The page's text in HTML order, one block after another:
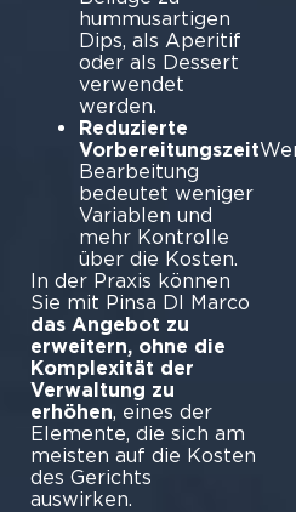
hummusartigen
Dips, als Aperitif
oder als Dessert
verwendet
werden.
Reduzierte
Vorbereitungszeit
Bearbeitung
bedeutet weniger
Variablen und
mehr Kontrolle
über die Kosten.
In der Praxis können
Sie mit Pinsa DI Marco
das Angebot zu
erweitern, ohne die
Komplexität der
Verwaltung zu
erhöhen, eines der
Elemente, die sich am
meisten auf die Kosten
des Gerichts
auswirken.